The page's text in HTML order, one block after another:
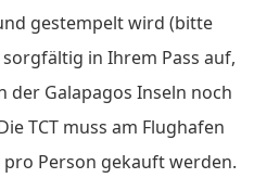
gestempelt wird (bitte
in Ihrem Pass auf,
der Galapagos Inseln noch
TCT muss am Flughafen
Person gekauft werden.